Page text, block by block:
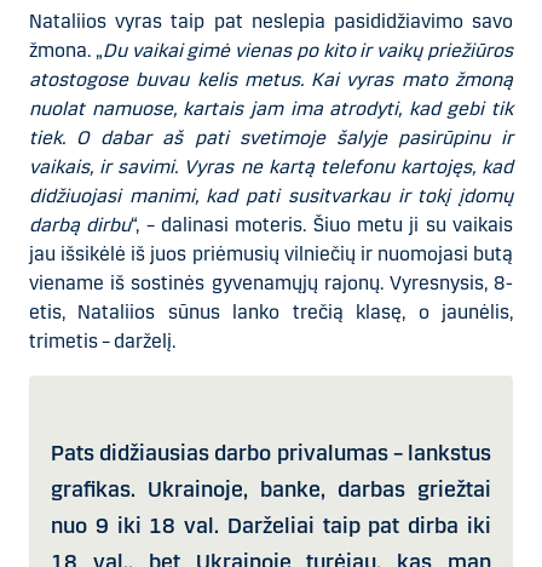
Nataliios vyras taip pat neslepia pasididžiavimo savo
žmona. „Du vaikai gimė vienas po kito ir vaikų priežiūros
atostogose buvau kelis metus. Kai vyras mato žmoną
nuolat namuose, kartais jam ima atrodyti, kad gebi tik
tiek. O dabar aš pati svetimoje šalyje pasirūpinu ir
vaikais, ir savimi. Vyras ne kartą telefonu kartojęs, kad
didžiuojasi manimi, kad pati susitvarkau ir tokį įdomų
darbą dirbu“, – dalinasi moteris. Šiuo metu ji su vaikais
jau išsikėlė iš juos priėmusių vilniečių ir nuomojasi butą
viename iš sostinės gyvenamųjų rajonų. Vyresnysis, 8-
etis, Nataliios sūnus lanko trečią klasę, o jaunėlis,
trimetis– darželį.
Pats didžiausias darbo privalumas – lankstus
grafikas. Ukrainoje, banke, darbas griežtai
nuo 9 iki 18 val. Darželiai taip pat dirba iki